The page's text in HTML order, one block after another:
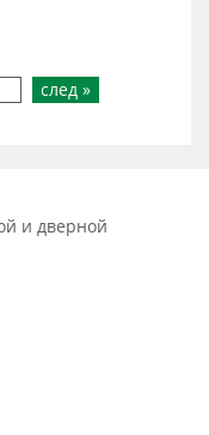
след »
и дверной